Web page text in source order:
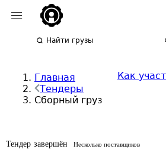
Найти грузы
Главная
Тендеры
Сборный груз
Как
Тендер завершён Несколько поставщиков